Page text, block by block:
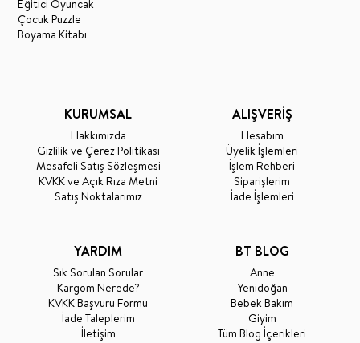
Eğitici Oyuncak
Çocuk Puzzle
Boyama Kitabı
KURUMSAL
Hakkımızda
Gizlilik ve Çerez Politikası
Mesafeli Satış Sözleşmesi
KVKK ve Açık Rıza Metni
Satış Noktalarımız
ALIŞVERİŞ
Hesabım
Üyelik İşlemleri
İşlem Rehberi
Siparişlerim
İade İşlemleri
YARDIM
Sık Sorulan Sorular
Kargom Nerede?
KVKK Başvuru Formu
İade Taleplerim
İletişim
BT BLOG
Anne
Yenidoğan
Bebek Bakım
Giyim
Tüm Blog İçerikleri